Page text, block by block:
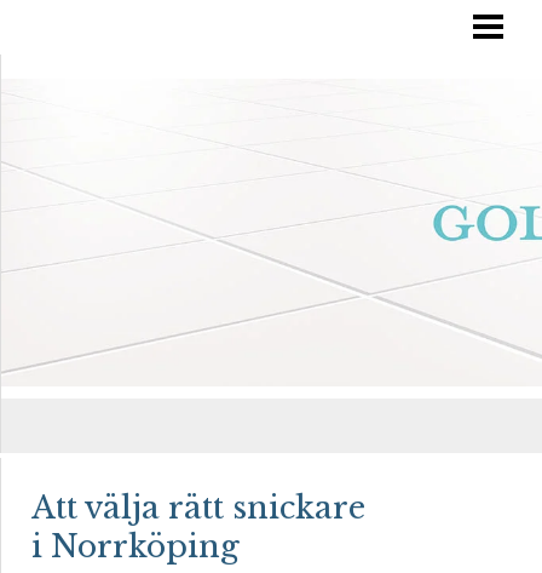
MÅLA TRÄGOLV
Att välja rätt snickare
i Norrköping